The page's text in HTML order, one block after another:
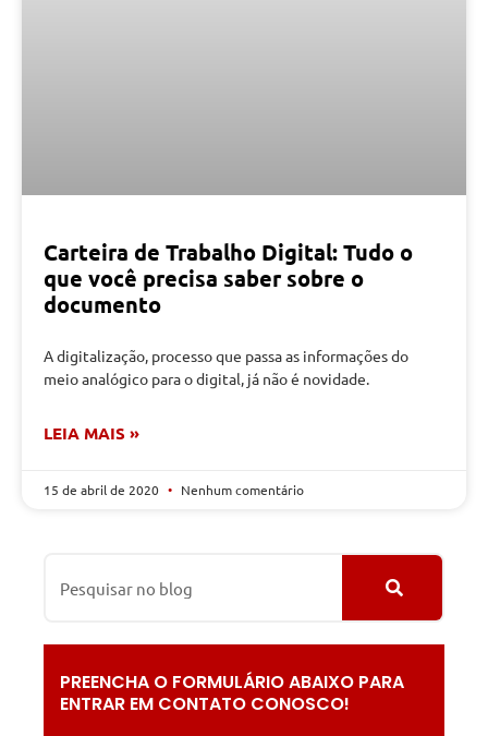
Carteira de Trabalho Digital: Tudo o
que você precisa saber sobre o
documento
A digitalização, processo que passa as informações do
meio analógico para o digital, já não é novidade.
LEIA MAIS »
15 de abril de 2020 Nenhum comentário
PREENCHA O FORMULÁRIO ABAIXO PARA
ENTRAR EM CONTATO CONOSCO!